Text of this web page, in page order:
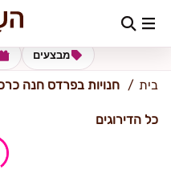
פרדס חנה-כרכור
מבצעים
בית חנויות בפרדס חנה
כל הדירוגים